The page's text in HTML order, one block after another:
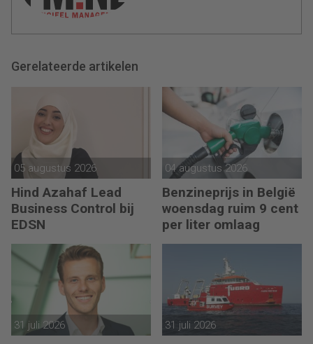
Gerelateerde artikelen
05 augustus 2026
Hind Azahaf Lead
Business Control bij
EDSN
04 augustus 2026
Benzineprijs in België
woensdag ruim 9 cent
per liter omlaag
31 juli 2026 31 juli 2026